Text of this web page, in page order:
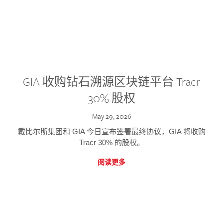
GIA 收购钻石溯源区块链平台 Tracr
30% 股权
May 29, 2026
戴比尔斯集团和 GIA 今日宣布签署最终协议，GIA 将收购
Tracr 30% 的股权。
阅读更多